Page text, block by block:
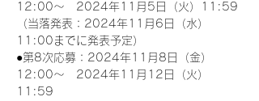
12:00～　2024年11月5日（火）11:59
（当落発表：2024年11月6日（水）
11:00までに発表予定）
●第8次応募：2024年11月8日（金）
12:00～　2024年11月12日（火）
11:59